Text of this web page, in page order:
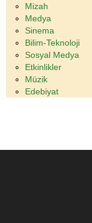
Mizah
Medya
Sinema
Bilim-Teknoloji
Sosyal Medya
Etkinlikler
Müzik
Edebiyat